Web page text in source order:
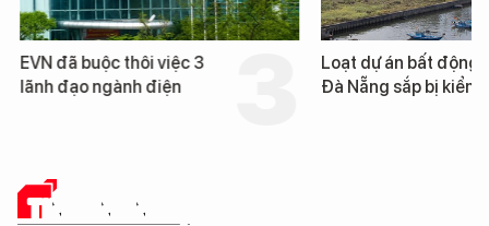
EVN đã buộc thôi việc 3
lãnh đạo ngành điện
Loạt dự án bất động
Đà Nẵng sắp bị kiểm
TIN CÔNG NGHỆ